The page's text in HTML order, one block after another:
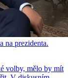
na prezidenta.
volby, mělo by mít